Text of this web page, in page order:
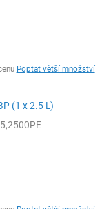
Poptat větší množství
(1 x 2.5 L)